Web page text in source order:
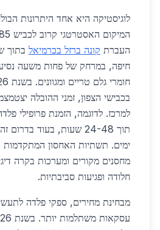
לוגיסטיקה היא אחד היתרונות
העברת קונה ברזל בכרמיאל בתוך
חיפה, במרחק של פחות משעה
למרכז. לדוגמה, הזמנת פרופילי
ימים. תשתיות האחסון המתקדמות
מחסנים מקורים ומערכות בקרה
חלודה ופגיעות סביבתיות.
מבחינת מחירים, ספקי פלדה